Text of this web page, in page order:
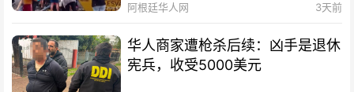
阿根廷华人网 3天前
华人商家遭枪杀后续：凶手是退休
宪兵，收受5000美元